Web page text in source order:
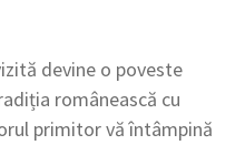
devine o poveste
românească cu
primitor vă întâmpină